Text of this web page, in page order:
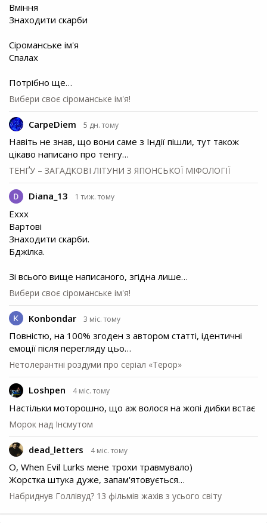
Вміння
Знаходити скарби
Сіроманське ім'я
Спалах
Потрібно ще…
Вибери своє сіроманське ім'я!
CarpeDiem 5 дн. тому
Навіть не знав, що вони саме з Індії пішли, тут також
цікаво написано про тенгу…
ТЕНҐУ – ЗАГАДКОВІ ЛІТУНИ З ЯПОНСЬКОЇ МІФОЛОГІЇ
Diana_13 1 тиж. тому
Еххх
Вартові
Знаходити скарби.
Бджілка.
Зі всього вище написаного, згідна лише…
Вибери своє сіроманське ім'я!
Konbondar 3 міс. тому
Повністю, на 100% згоден з автором статті, ідентичні
емоції після перегляду цьо…
Нетолерантні роздуми про серіал «Терор»
Loshpen 4 міс. тому
Настільки моторошно, що аж волося на жопі дибки встає
Морок над Інсмутом
dead_letters 4 міс. тому
О, When Evil Lurks мене трохи травмувало)
Жорстка штука дуже, запам'ятовується…
Набриднув Голлівуд? 13 фільмів жахів з усього світу